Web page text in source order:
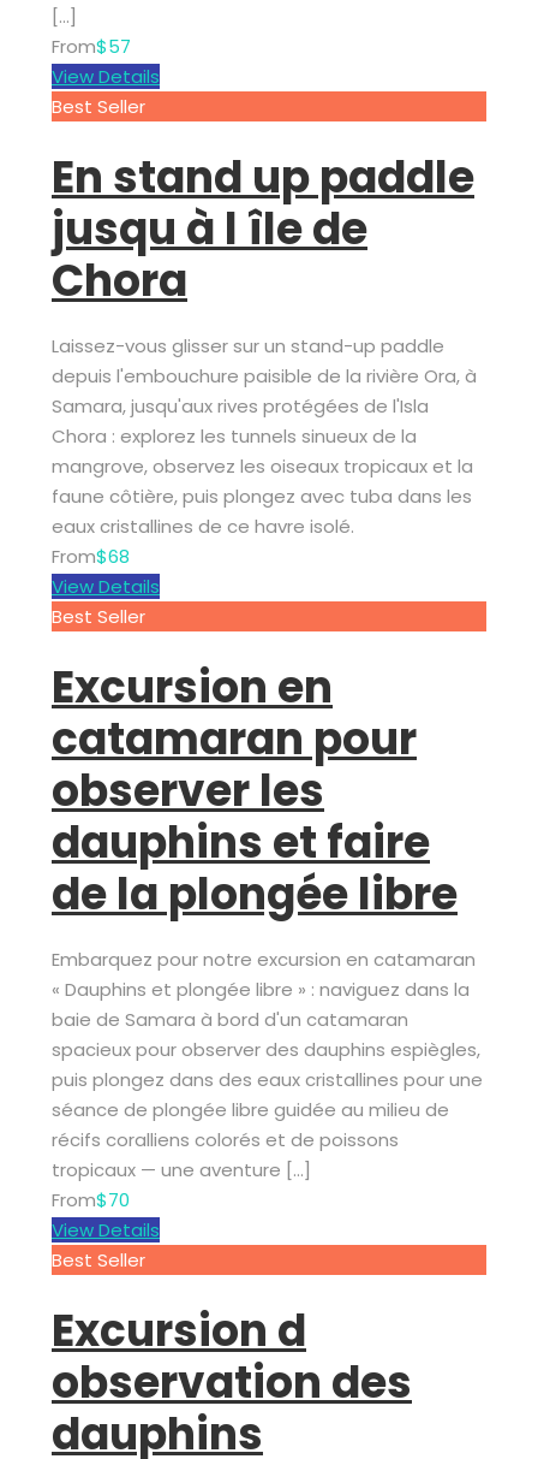
[…]
From$57
View Details
Best Seller
En stand up paddle
jusqu à l île de
Chora
Laissez-vous glisser sur un stand-up paddle
depuis l'embouchure paisible de la rivière Ora, à
Samara, jusqu'aux rives protégées de l'Isla
Chora : explorez les tunnels sinueux de la
mangrove, observez les oiseaux tropicaux et la
faune côtière, puis plongez avec tuba dans les
eaux cristallines de ce havre isolé.
From$68
View Details
Best Seller
Excursion en
catamaran pour
observer les
dauphins et faire
de la plongée libre
Embarquez pour notre excursion en catamaran
« Dauphins et plongée libre » : naviguez dans la
baie de Samara à bord d'un catamaran
spacieux pour observer des dauphins espiègles,
puis plongez dans des eaux cristallines pour une
séance de plongée libre guidée au milieu de
récifs coralliens colorés et de poissons
tropicaux — une aventure […]
From$70
View Details
Best Seller
Excursion d
observation des
dauphins